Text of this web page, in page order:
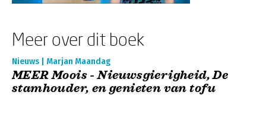
Meer over dit boek
Nieuws | Marjan Maandag
MEER Moois - Nieuwsgierigheid, De
stamhouder, en genieten van tofu